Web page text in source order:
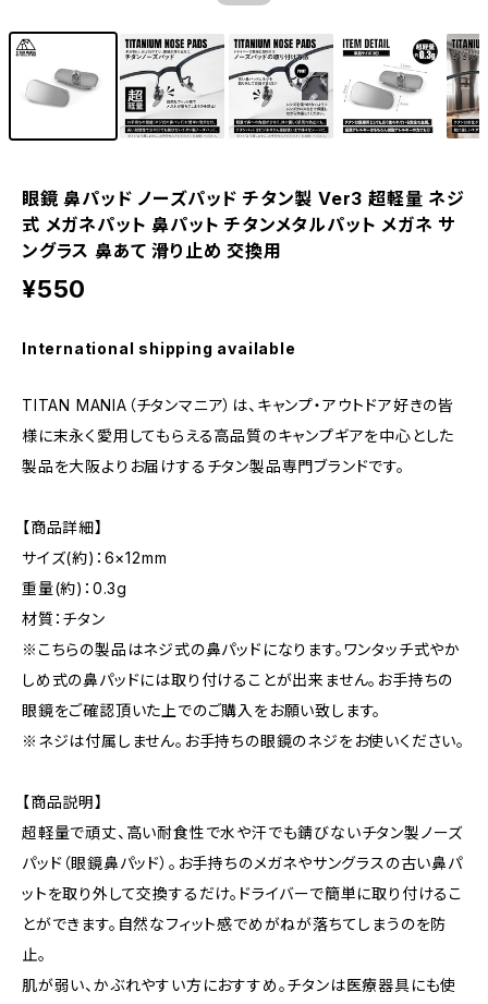
眼鏡 鼻パッド ノーズパッド チタン製 Ver3 超軽量 ネジ
式 メガネパット 鼻パット チタンメタルパット メガネ サ
ングラス 鼻あて 滑り止め 交換用
¥550
International shipping available
TITAN MANIA（チタンマニア）は、キャンプ・アウトドア好きの皆
様に末永く愛用してもらえる高品質のキャンプギアを中心とした
製品を大阪よりお届けするチタン製品専門ブランドです。
【商品詳細】
サイズ(約)：6×12mm
重量(約)：0.3g
材質：チタン
※こちらの製品はネジ式の鼻パッドになります。ワンタッチ式やか
しめ式の鼻パッドには取り付けることが出来ません。お手持ちの
眼鏡をご確認頂いた上でのご購入をお願い致します。
※ネジは付属しません。お手持ちの眼鏡のネジをお使いください。
【商品説明】
超軽量で頑丈、高い耐食性で水や汗でも錆びないチタン製ノーズ
パッド（眼鏡鼻パッド）。お手持ちのメガネやサングラスの古い鼻パ
ットを取り外して交換するだけ。ドライバーで簡単に取り付けるこ
とができます。自然なフィット感でめがねが落ちてしまうのを防
止。
肌が弱い、かぶれやすい方におすすめ。チタンは医療器具にも使